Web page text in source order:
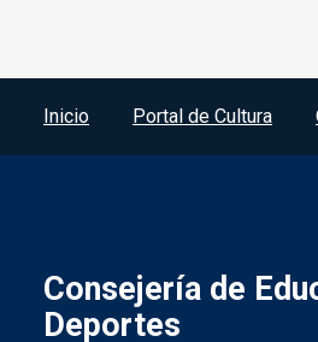
Menú del pie
Inicio Portal de Cultura
Consejería de
Deportes